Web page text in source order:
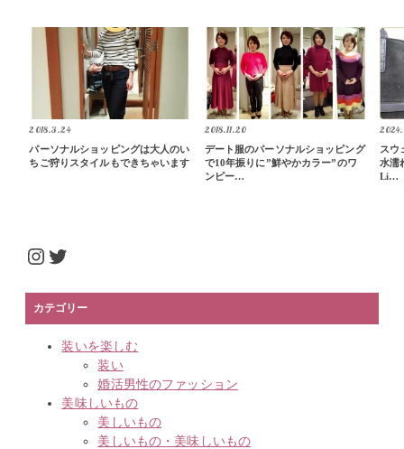
2018.3.24
パーソナルショッピングは大人のい
ちご狩りスタイルもできちゃいます
2018.11.20
デート服のパーソナルショッピング
で10年振りに”鮮やかカラー”のワ
ンピー…
スウ
水濡
Li…
Instagram
Twitter
カテゴリー
装いを楽しむ
装い
婚活男性のファッション
美味しいもの
美しいもの
美しいもの・美味しいもの